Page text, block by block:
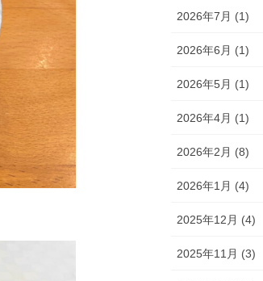
2026年7月 (1)
2026年6月 (1)
2026年5月 (1)
2026年4月 (1)
2026年2月 (8)
2026年1月 (4)
2025年12月 (4)
2025年11月 (3)